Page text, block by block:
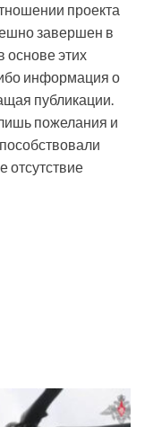
проекта
завершен в
основе этих
информация о
публикации.
пожелания и
отсутствие